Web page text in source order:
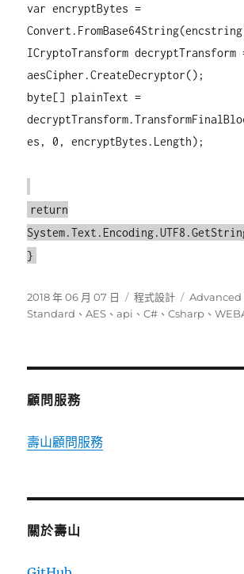
var encryptBytes =
ICryptoTransform decryptTransform
aesCipher.CreateDecryptor();
byte[] plainText =
es, 0, encryptBytes.Length);
return
}
發
佈
2018 年 06 月 07 日
分
類
程式設計
標
籤
Standard 、AES 、api 、C# 、Csharp 、
顧問服務
壽山顧問服務
關於壽山